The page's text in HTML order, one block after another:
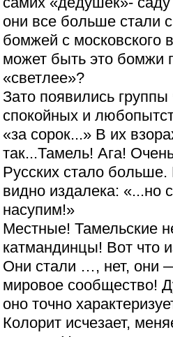
они все больше стали
бомжей с московского
может быть это бомжи
«светлее»?
Зато появились группы
спокойных и
«за сорок...» В их
так...Тамель! Ага!
Русских стало
видно издалека: «...но
насупим!»
Местные! Тамельские
катмандинцы! Вот что
Они стали …, нет, они
мировое сообщество!
оно точно
Колорит исчезает,